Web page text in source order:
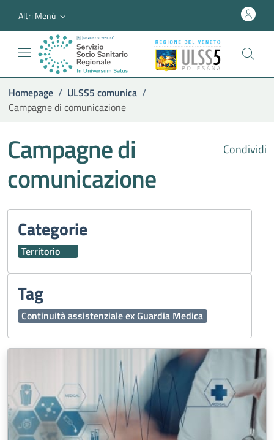
Altri Menù
Homepage / ULSS5 comunica /
Campagne di comunicazione
Condividi
Campagne di
comunicazione
Categorie
Territorio
Tag
Continuità assistenziale ex Guardia Medica